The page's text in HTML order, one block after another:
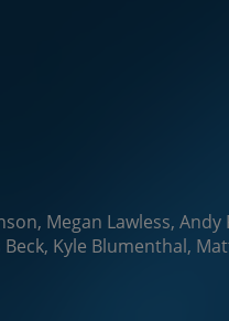
Megan Lawless,
Kyle Blumenthal,